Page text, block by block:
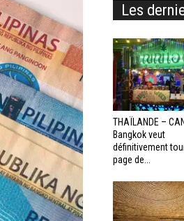
Les
THAÏLANDE –
Bangkok veut
définitivement
page de...